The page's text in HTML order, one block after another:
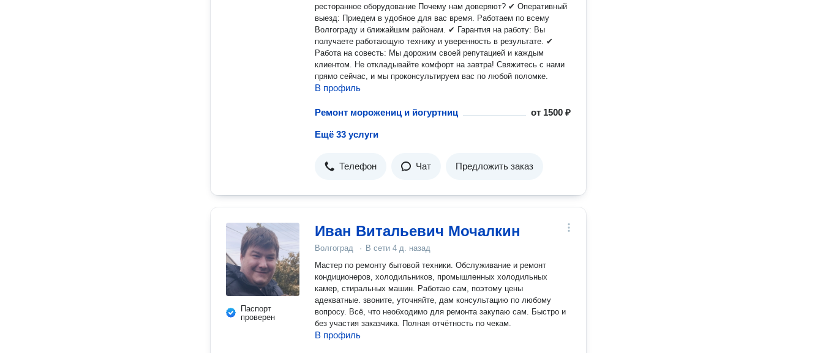
ресторанное оборудование Почему нам доверяют? ✔ Оперативный
выезд: Приедем в удобное для вас время. Работаем по всему
Волгограду и ближайшим районам. ✔ Гарантия на работу: Вы
получаете работающую технику и уверенность в результате. ✔
Работа на совесть: Мы дорожим своей репутацией и каждым
клиентом. Не откладывайте комфорт на завтра! Свяжитесь с нами
прямо сейчас, и мы проконсультируем вас по любой поломке.
В профиль
Ремонт морожениц и йогуртниц от 1500 ₽
Ещё 33 услуги
Телефон Чат Предложить заказ
Паспорт
проверен
Иван Витальевич Мочалкин
Волгоград · В сети 4 д. назад
Мастер по ремонту бытовой техники. Обслуживание и ремонт
кондиционеров, холодильников, промышленных холодильных
камер, стиральных машин. Работаю сам, поэтому цены
адекватные. звоните, уточняйте, дам консультацию по любому
вопросу. Всё, что необходимо для ремонта закупаю сам. Быстро и
без участия заказчика. Полная отчётность по чекам.
В профиль